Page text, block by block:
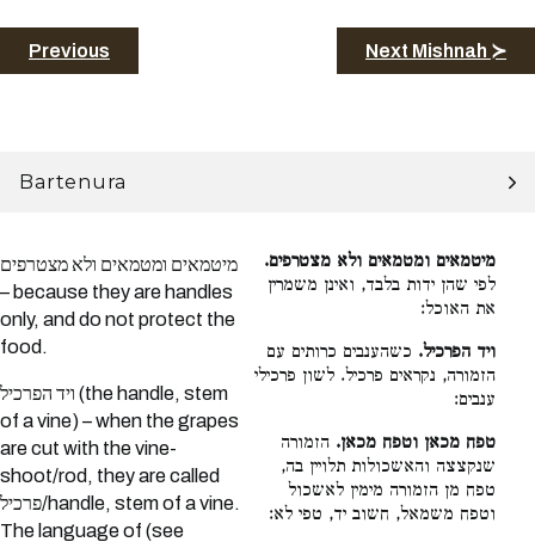
Previous Next Mishnah ≻
Bartenura
מיטמאים ומטמאים ולא מצטרפים
– because they are handles
only, and do not protect the
food.
ויד הפרכיל (the handle, stem
of a vine) – when the grapes
are cut with the vine-
shoot/rod, they are called
פרכיל/handle, stem of a vine.
The language of (see
מיטמאים ומטמאים ולא מצטרפים.
לפי שהן ידות בלבד, ואינן משמרין
את האוכל:
ויד הפרכיל. כשהענבים כרותים עם
הזמורה, נקראים פרכיל. לשון פרכילי
ענבים:
טפח מכאן וטפח מכאן. הזמורה
שנקצצה והאשכולות תלויין בה,
טפח מן הזמורה מימין לאשכול
וטפח משמאל, חשוב יד, טפי לא: